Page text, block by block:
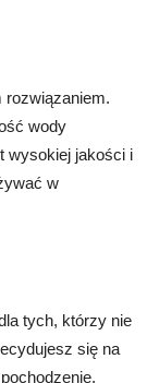
rozwiązaniem.
wody
wysokiej jakości i
w
tych, którzy nie
się na